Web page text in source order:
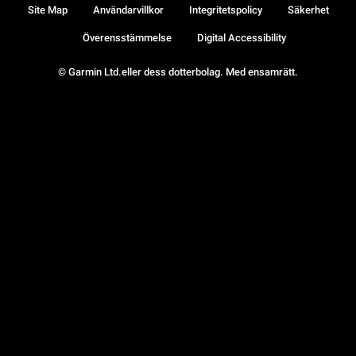
© Garmin Ltd.eller dess dotterbolag. Med ensamrätt.
Site Map Användarvillkor Integritetspolicy Säkerhet
Överensstämmelse Digital Accessibility